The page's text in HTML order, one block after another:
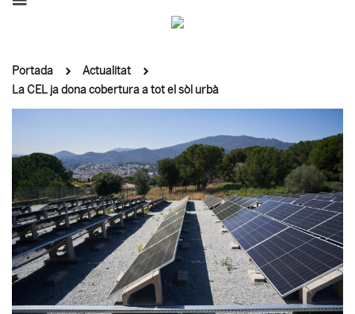
Portada
Actualitat
La CEL ja dona cobertura a tot el sòl urbà